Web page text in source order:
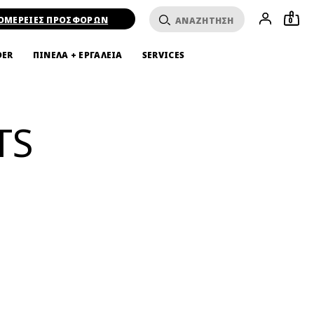
ΠΡΟΣΦΟΡΩΝ 0
ΠΙΝΕΛΑ + ΕΡΓΑΛΕΙΑ SERVICES